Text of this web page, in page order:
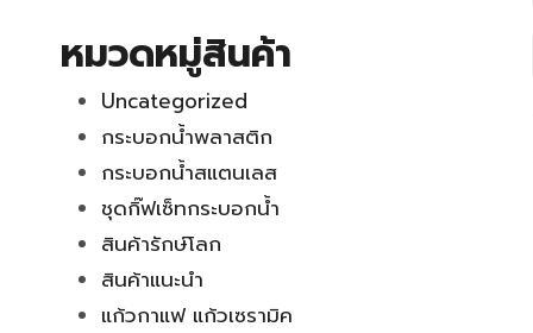
หมวดหมู่สินค้า
Uncategorized
กระบอกน้ำพลาสติก
กระบอกน้ำสแตนเลส
ชุดกิ๊ฟเซ็ทกระบอกน้ำ
สินค้ารักษ์โลก
สินค้าแนะนำ
แก้วกาแฟ แก้วเซรามิค